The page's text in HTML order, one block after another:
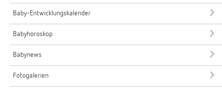
Baby-Entwicklungskalender
Babyhoroskop
Babynews
Fotogalerien